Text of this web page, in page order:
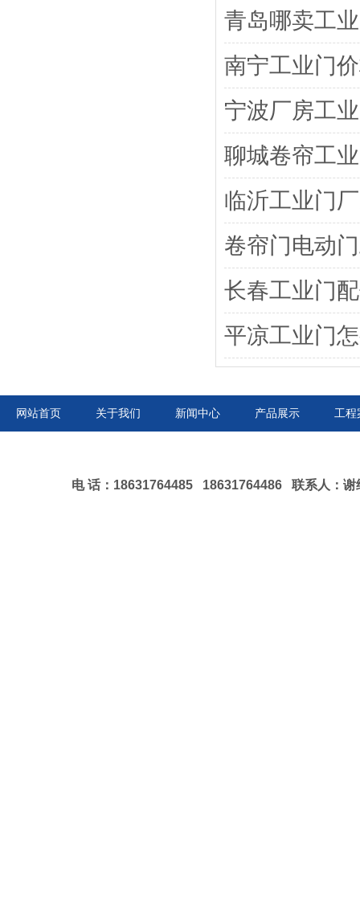
青岛哪卖工
南宁工业门
宁波厂房工
聊城卷帘工
临沂工业门
卷帘门电动
长春工业门
平凉工业门
网站首页 关于我们 新闻中心 产品展示 工程
电 话：18631764485 18631764486 联系人：